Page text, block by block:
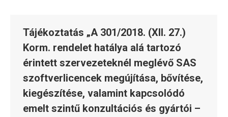
Tájékoztatás „A 301/2018. (XII. 27.)
Korm. rendelet hatálya alá tartozó
érintett szervezeteknél meglévő SAS
szoftverlicencek megújítása, bővítése,
kiegészítése, valamint kapcsolódó
emelt szintű konzultációs és gyártói –